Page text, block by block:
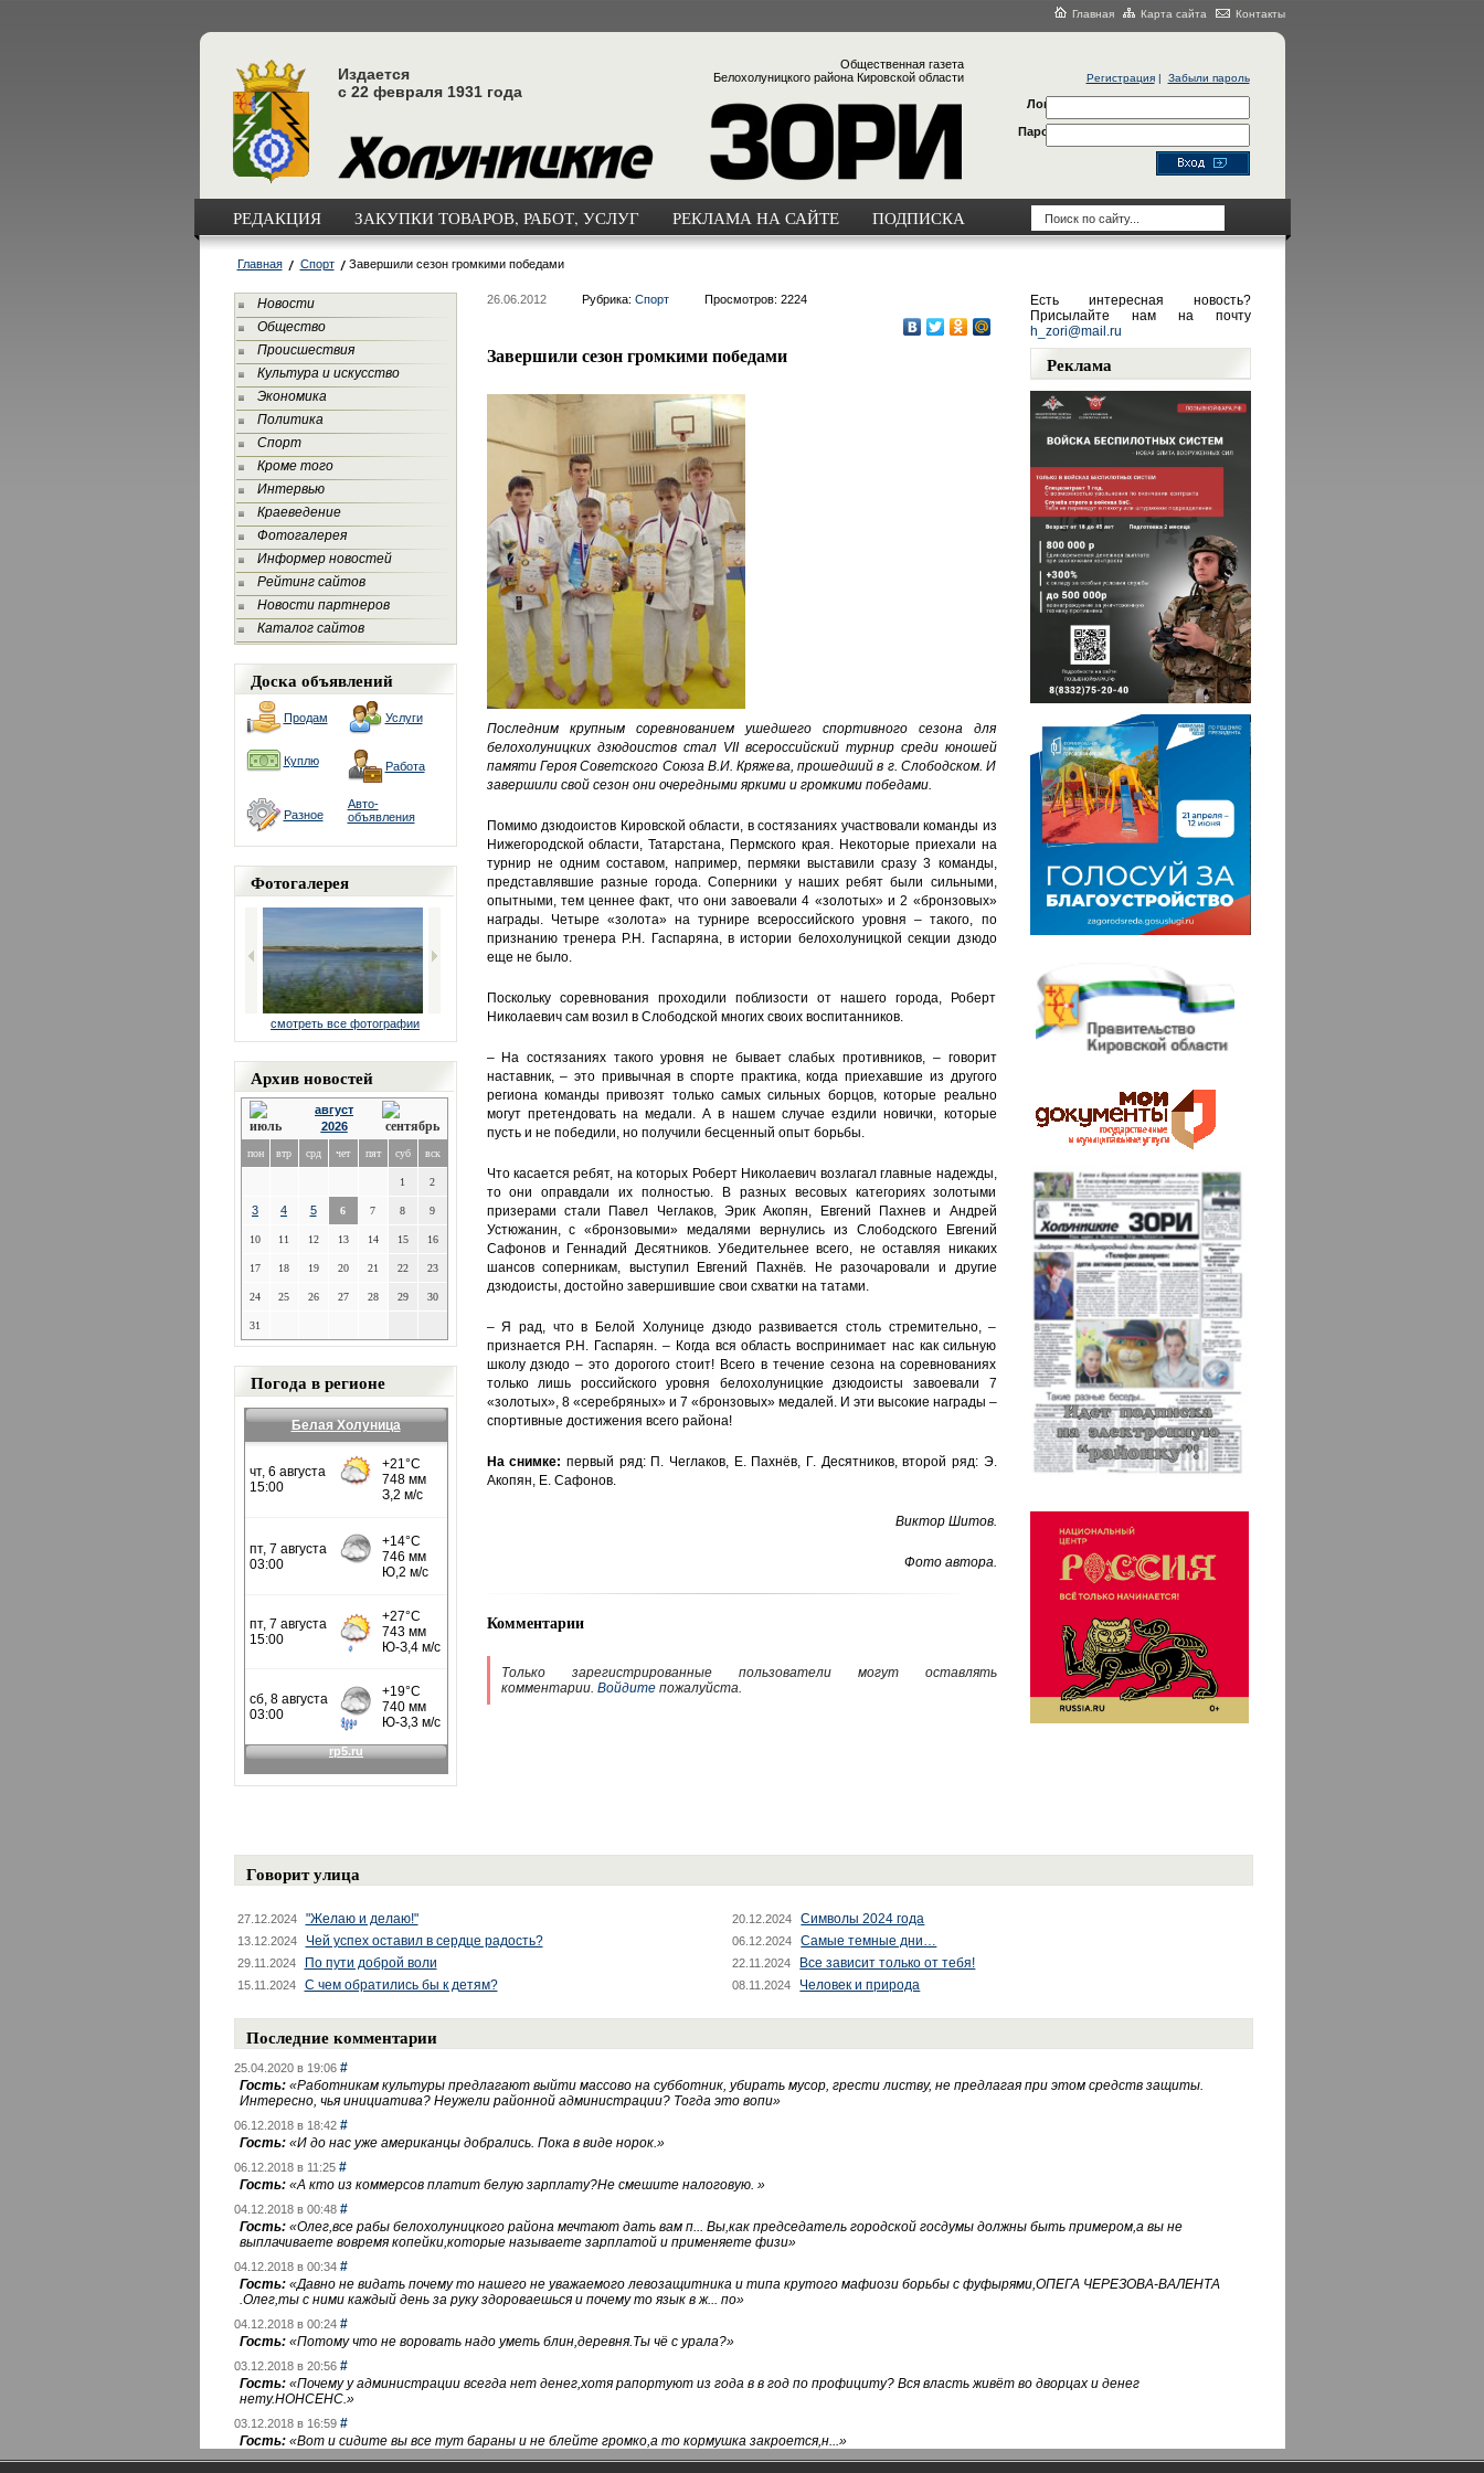
Главная Карта сайта Контакты
Издается
с 22 февраля 1931 года
Общественная газета
Белохолуницкого района Кировской области
Регистрация| Забыли пароль
Логин
Пароль
РЕДАКЦИЯ ЗАКУПКИ ТОВАРОВ, РАБОТ, УСЛУГ РЕКЛАМА НА САЙТЕ ПОДПИСКА
Главная Спорт Завершили сезон громкими победами
Новости
Общество
Происшествия
Культура и искусство
Экономика
Политика
Спорт
Кроме того
Интервью
Краеведение
Фотогалерея
Информер новостей
Рейтинг сайтов
Новости партнеров
Каталог сайтов
Доска объявлений
Продам Услуги
Куплю Работа
Разное
Авто-
объявления
Фотогалерея
смотреть все фотографии
Архив новостей
август
2026
пон втр срд чет пят суб вск
1 2
3 4 5 6 7 8 9
10 11 12 13 14 15 16
17 18 19 20 21 22 23
24 25 26 27 28 29 30
31
Погода в регионе
Белая Холуница
26.06.2012 Рубрика: Спорт Просмотров: 2224
Завершили сезон громкими победами
Последним крупным соревнованием ушедшего спортивного сезона для
белохолуницких дзюдоистов стал VII всероссийский турнир среди юношей
памяти Героя Советского Союза В.И. Кряжева, прошедший в г. Слободском. И
завершили свой сезон они очередными яркими и громкими победами.
Помимо дзюдоистов Кировской области, в состязаниях участвовали команды из
Нижегородской области, Татарстана, Пермского края. Некоторые приехали на
турнир не одним составом, например, пермяки выставили сразу 3 команды,
представлявшие разные города. Соперники у наших ребят были сильными,
опытными, тем ценнее факт, что они завоевали 4 «золотых» и 2 «бронзовых»
награды. Четыре «золота» на турнире всероссийского уровня – такого, по
признанию тренера Р.Н. Гаспаряна, в истории белохолуницкой секции дзюдо
еще не было.
Поскольку соревнования проходили поблизости от нашего города, Роберт
Николаевич сам возил в Слободской многих своих воспитанников.
– На состязаниях такого уровня не бывает слабых противников, – говорит
наставник, – это привычная в спорте практика, когда приехавшие из другого
региона команды привозят только самых сильных борцов, которые реально
могут претендовать на медали. А в нашем случае ездили новички, которые
пусть и не победили, но получили бесценный опыт борьбы.
Что касается ребят, на которых Роберт Николаевич возлагал главные надежды,
то они оправдали их полностью. В разных весовых категориях золотыми
призерами стали Павел Чеглаков, Эрик Акопян, Евгений Пахнев и Андрей
Устюжанин, с «бронзовыми» медалями вернулись из Слободского Евгений
Сафонов и Геннадий Десятников. Убедительнее всего, не оставляя никаких
шансов соперникам, выступил Евгений Пахнёв. Не разочаровали и другие
дзюдоисты, достойно завершившие свои схватки на татами.
– Я рад, что в Белой Холунице дзюдо развивается столь стремительно, –
признается Р.Н. Гаспарян. – Когда вся область воспринимает нас как сильную
школу дзюдо – это дорогого стоит! Всего в течение сезона на соревнованиях
только лишь российского уровня белохолуницкие дзюдоисты завоевали 7
«золотых», 8 «серебряных» и 7 «бронзовых» медалей. И эти высокие награды –
спортивные достижения всего района!
На снимке: первый ряд: П. Чеглаков, Е. Пахнёв, Г. Десятников, второй ряд: Э.
Акопян, Е. Сафонов.
Виктор Шитов.
Фото автора.
Комментарии
Только зарегистрированные пользователи могут оставлять
комментарии. Войдитепожалуйста.
Есть интересная новость?
Присылайте нам на почту
h_zori@mail.ru
Реклама
Говорит улица
27.12.2024 "Желаю и делаю!" 20.12.2024 Символы 2024 года
13.12.2024 Чей успех оставил в сердце радость? 06.12.2024 Самые темные дни…
29.11.2024 По пути доброй воли 22.11.2024 Все зависит только от тебя!
15.11.2024 С чем обратились бы к детям? 08.11.2024 Человек и природа
Последние комментарии
25.04.2020 в 19:06 #
Гость: «Работникам культуры предлагают выйти массово на субботник, убирать мусор, грести листву, не предлагая при этом средств защиты.
Интересно, чья инициатива? Неужели районной администрации? Тогда это вопи»
06.12.2018 в 18:42 #
Гость: «И до нас уже американцы добрались. Пока в виде норок.»
06.12.2018 в 11:25 #
Гость: «А кто из коммерсов платит белую зарплату?Не смешите налоговую. »
04.12.2018 в 00:48 #
Гость: «Олег,все рабы белохолуницкого района мечтают дать вам п... Вы,как председатель городской госдумы должны быть примером,а вы не
выплачиваете вовремя копейки,которые называете зарплатой и применяете физи»
04.12.2018 в 00:34 #
Гость: «Давно не видать почему то нашего не уважаемого левозащитника и типа крутого мафиози борьбы с фуфырями,ОПЕГА ЧЕРЕЗОВА-ВАЛЕНТА
.Олег,ты с ними каждый день за руку здороваешься и почему то язык в ж... по»
04.12.2018 в 00:24 #
Гость: «Потому что не воровать надо уметь блин,деревня.Ты чё с урала?»
03.12.2018 в 20:56 #
Гость: «Почему у администрации всегда нет денег,хотя рапортуют из года в в год по профициту? Вся власть живёт во дворцах и денег
нету.НОНСЕНС.»
03.12.2018 в 16:59 #
Гость: «Вот и сидите вы все тут бараны и не блейте громко,а то кормушка закроется,н...»